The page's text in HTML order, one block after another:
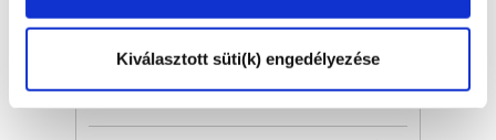
Kiválasztott süti(k) engedélyezése
FEDŐHÖZ